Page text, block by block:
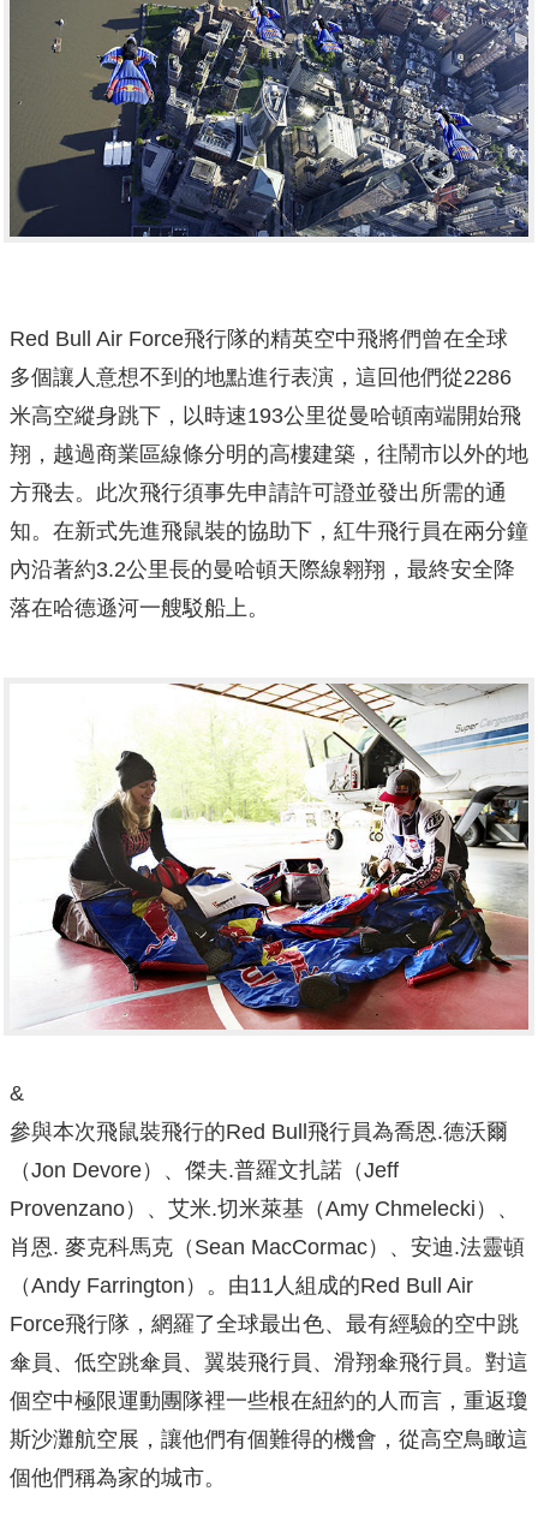
Red Bull Air Force飛行隊的精英空中飛將們曾在全球
多個讓人意想不到的地點進行表演，這回他們從2286
米高空縱身跳下，以時速193公里從曼哈頓南端開始飛
翔，越過商業區線條分明的高樓建築，往鬧市以外的地
方飛去。此次飛行須事先申請許可證並發出所需的通
知。在新式先進飛鼠裝的協助下，紅牛飛行員在兩分鐘
內沿著約3.2公里長的曼哈頓天際線翱翔，最終安全降
落在哈德遜河一艘駁船上。
&
參與本次飛鼠裝飛行的Red Bull飛行員為喬恩.德沃爾
（Jon Devore）、傑夫.普羅文扎諾（Jeff
Provenzano）、艾米.切米萊基（Amy Chmelecki）、
肖恩. 麥克科馬克（Sean MacCormac）、安迪.法靈頓
（Andy Farrington）。由11人組成的Red Bull Air
Force飛行隊，網羅了全球最出色、最有經驗的空中跳
傘員、低空跳傘員、翼裝飛行員、滑翔傘飛行員。對這
個空中極限運動團隊裡一些根在紐約的人而言，重返瓊
斯沙灘航空展，讓他們有個難得的機會，從高空鳥瞰這
個他們稱為家的城市。